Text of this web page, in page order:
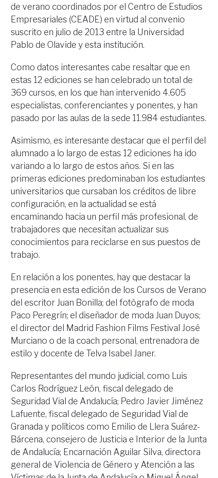
de verano coordinados por el Centro de Estudios
Empresariales (CEADE) en virtud al convenio
suscrito en julio de 2013 entre la Universidad
Pablo de Olavide y esta institución.
Como datos interesantes cabe resaltar que en
estas 12 ediciones se han celebrado un total de
369 cursos, en los que han intervenido 4.605
especialistas, conferenciantes y ponentes, y han
pasado por las aulas de la sede 11.984 estudiantes.
Asimismo, es interesante destacar que el perfil del
alumnado a lo largo de estas 12 ediciones ha ido
variando a lo largo de estos años. Si en las
primeras ediciones predominaban los estudiantes
universitarios que cursaban los créditos de libre
configuración, en la actualidad se está
encaminando hacia un perfil más profesional, de
trabajadores que necesitan actualizar sus
conocimientos para reciclarse en sus puestos de
trabajo.
En relación a los ponentes, hay que destacar la
presencia en esta edición de los Cursos de Verano
del escritor Juan Bonilla; del fotógrafo de moda
Paco Peregrín; el diseñador de moda Juan Duyos;
el director del Madrid Fashion Films Festival José
Murciano o de la coach personal, entrenadora de
estilo y docente de Telva Isabel Janer.
Representantes del mundo judicial, como Luis
Carlos Rodríguez León, fiscal delegado de
Seguridad Vial de Andalucía; Pedro Javier Jiménez
Lafuente, fiscal delegado de Seguridad Vial de
Granada y políticos como Emilio de Llera Suárez-
Bárcena, consejero de Justicia e Interior de la Junta
de Andalucía; Encarnación Aguilar Silva, directora
general de Violencia de Género y Atención a las